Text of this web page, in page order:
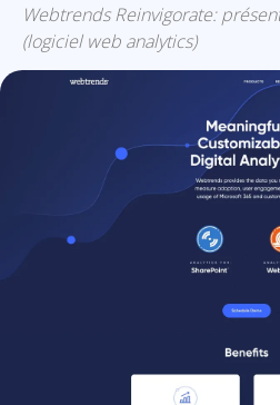
Webtrends Reinvigorate:
(logiciel web analytics)